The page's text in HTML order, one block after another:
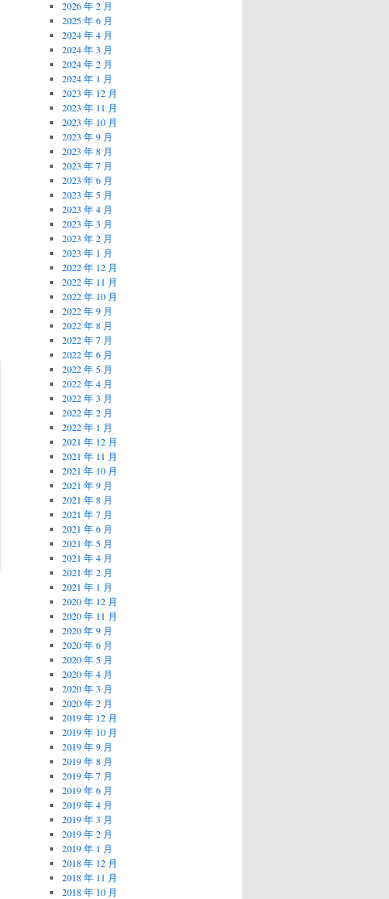
2026 年 2 月
2025 年 6 月
2024 年 4 月
2024 年 3 月
2024 年 2 月
2024 年 1 月
2023 年 12 月
2023 年 11 月
2023 年 10 月
2023 年 9 月
2023 年 8 月
2023 年 7 月
2023 年 6 月
2023 年 5 月
2023 年 4 月
2023 年 3 月
2023 年 2 月
2023 年 1 月
2022 年 12 月
2022 年 11 月
2022 年 10 月
2022 年 9 月
2022 年 8 月
2022 年 7 月
2022 年 6 月
2022 年 5 月
2022 年 4 月
2022 年 3 月
2022 年 2 月
2022 年 1 月
2021 年 12 月
2021 年 11 月
2021 年 10 月
2021 年 9 月
2021 年 8 月
2021 年 7 月
2021 年 6 月
2021 年 5 月
2021 年 4 月
2021 年 2 月
2021 年 1 月
2020 年 12 月
2020 年 11 月
2020 年 9 月
2020 年 6 月
2020 年 5 月
2020 年 4 月
2020 年 3 月
2020 年 2 月
2019 年 12 月
2019 年 10 月
2019 年 9 月
2019 年 8 月
2019 年 7 月
2019 年 6 月
2019 年 4 月
2019 年 3 月
2019 年 2 月
2019 年 1 月
2018 年 12 月
2018 年 11 月
2018 年 10 月